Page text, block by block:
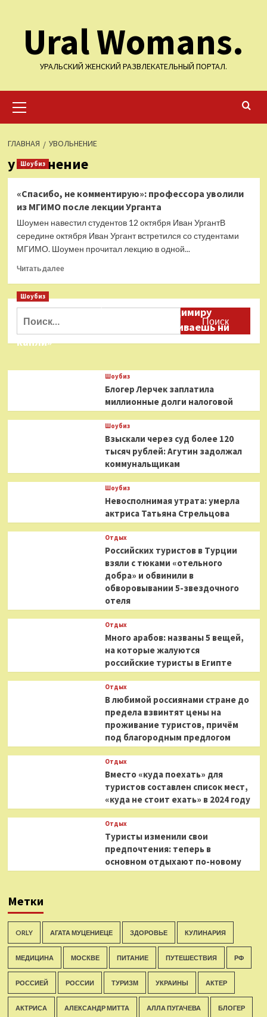
содержимому
Ural Womans.
УРАЛЬСКИЙ ЖЕНСКИЙ РАЗВЛЕКАТЕЛЬНЫЙ ПОРТАЛ.
меню
ГЛАВНАЯ УВОЛЬНЕНИЕ
увольнение
Шоубиз
«Спасибо, не комментирую»: профессора уволили
из МГИМО после лекции Урганта
Шоумен навестил студентов 12 октября Иван УргантВ
середине октября Иван Ургант встретился со студентами
МГИМО. Шоумен прочитал лекцию в одной...
Читать далееПрочитать
«Спасибо,
профессора
уволили
МГИМО
Шоубиз
Даня Милохин обратился к Владимиру
Соловьеву: «Ты меня не расстраиваешь ни
капли»
Шоубиз
Блогер Лерчек заплатила
миллионные долги налоговой
Шоубиз
Взыскали через суд более 120
тысяч рублей: Агутин задолжал
коммунальщикам
Шоубиз
Невосполнимая утрата: умерла
актриса Татьяна Стрельцова
Отдых
Российских туристов в Турции
взяли с тюками «отельного
добра» и обвинили в
обворовывании 5-звездочного
отеля
Отдых
Много арабов: названы 5 вещей,
на которые жалуются
российские туристы в Египте
Отдых
В любимой россиянами стране до
предела взвинтят цены на
проживание туристов, причём
под благородным предлогом
Отдых
Вместо «куда поехать» для
туристов составлен список мест,
«куда не стоит ехать» в 2024 году
Отдых
Туристы изменили свои
предпочтения: теперь в
основном отдыхают по-новому
Метки
ORLY АГАТА МУЦЕНИЕЦЕ ЗДОРОВЬЕ КУЛИНАРИЯ
МЕДИЦИНА МОСКВЕ ПИТАНИЕ ПУТЕШЕСТВИЯ РФ
РОССИЕЙ РОССИИ ТУРИЗМ УКРАИНЫ АКТЕР
АКТРИСА АЛЕКСАНДР МИТТА АЛЛА ПУГАЧЕВА БЛОГЕР